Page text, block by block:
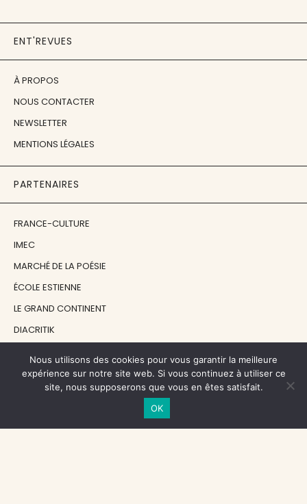
ENT'REVUES
À PROPOS
NOUS CONTACTER
NEWSLETTER
MENTIONS LÉGALES
PARTENAIRES
FRANCE-CULTURE
IMEC
MARCHÉ DE LA POÉSIE
ÉCOLE ESTIENNE
LE GRAND CONTINENT
DIACRITIK
NOS SOUTIENS
CENTRE NATIONAL DU LIVRE
Nous utilisons des cookies pour vous garantir la meilleure
expérience sur notre site web. Si vous continuez à utiliser ce
site, nous supposerons que vous en êtes satisfait.
OK